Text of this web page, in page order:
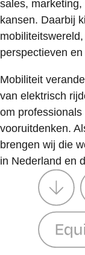
sales,
kansen. Daarbij
perspectieven
Mobiliteit
van elektrisch
om
vooruitdenken.
brengen wij die
in Nederland en